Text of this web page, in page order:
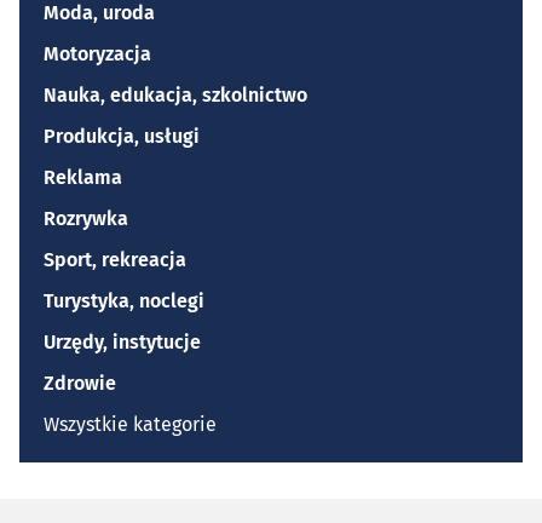
Moda, uroda
Motoryzacja
Nauka, edukacja, szkolnictwo
Produkcja, usługi
Reklama
Rozrywka
Sport, rekreacja
Turystyka, noclegi
Urzędy, instytucje
Zdrowie
Wszystkie kategorie